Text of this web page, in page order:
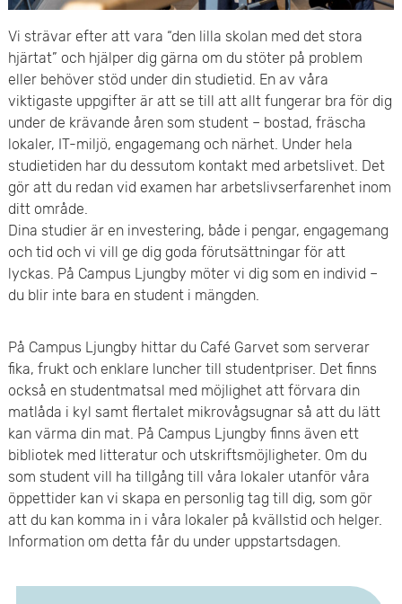
u
d
n
n
h
e
n
Vi strävar efter att vara “den lilla skolan med det stora
hjärtat” och hjälper dig gärna om du stöter på problem
eller behöver stöd under din studietid. En av våra
viktigaste uppgifter är att se till att allt fungerar bra för dig
under de krävande åren som student – bostad, fräscha
lokaler, IT-miljö, engagemang och närhet. Under hela
studietiden har du dessutom kontakt med arbetslivet. Det
gör att du redan vid examen har arbetslivserfarenhet inom
ditt område.
Dina studier är en investering, både i pengar, engagemang
och tid och vi vill ge dig goda förutsättningar för att
lyckas. På Campus Ljungby möter vi dig som en individ –
du blir inte bara en student i mängden.
På Campus Ljungby hittar du Café Garvet som serverar
fika, frukt och enklare luncher till studentpriser. Det finns
också en studentmatsal med möjlighet att förvara din
matlåda i kyl samt flertalet mikrovågsugnar så att du lätt
kan värma din mat. På Campus Ljungby finns även ett
bibliotek med litteratur och utskriftsmöjligheter. Om du
som student vill ha tillgång till våra lokaler utanför våra
öppettider kan vi skapa en personlig tag till dig, som gör
att du kan komma in i våra lokaler på kvällstid och helger.
Information om detta får du under uppstartsdagen.